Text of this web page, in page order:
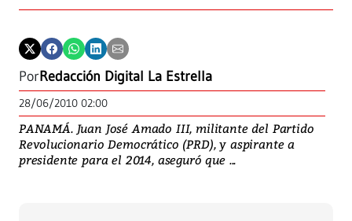
PorRedacción Digital La Estrella
28/06/2010 02:00
PANAMÁ. Juan José Amado III, militante del Partido
Revolucionario Democrático (PRD), y aspirante a
presidente para el 2014, aseguró que ...